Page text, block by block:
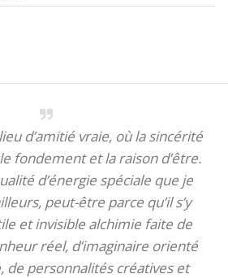
d’amitié vraie, où la sincérité
fondement et la raison d’être.
d’énergie spéciale que je
peut-être parce qu’il s’y
et invisible alchimie faite de
réel, d’imaginaire orienté
de personnalités créatives et